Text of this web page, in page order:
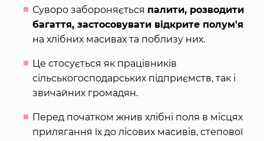
Суворо забороняється палити, розводити
багаття, застосовувати відкрите полум'я
на хлібних масивах та поблизу них.
Це стосується як працівників
сільськогосподарських підприємств, так і
звичайних громадян.
Перед початком жнив хлібні поля в місцях
прилягання їх до лісових масивів, степової